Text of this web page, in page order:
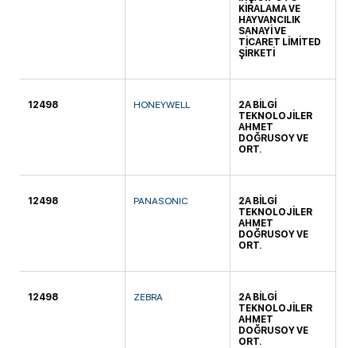
KİRALAMA VE
HAYVANCILIK
SANAYİ VE
TİCARET LİMİTED
ŞİRKETİ
12498 HONEYWELL
2A BİLGİ
TEKNOLOJİLER
AHMET
DOĞRUSOY VE
ORT.
12498 PANASONIC
2A BİLGİ
TEKNOLOJİLER
AHMET
DOĞRUSOY VE
ORT.
12498 ZEBRA
2A BİLGİ
TEKNOLOJİLER
AHMET
DOĞRUSOY VE
ORT.